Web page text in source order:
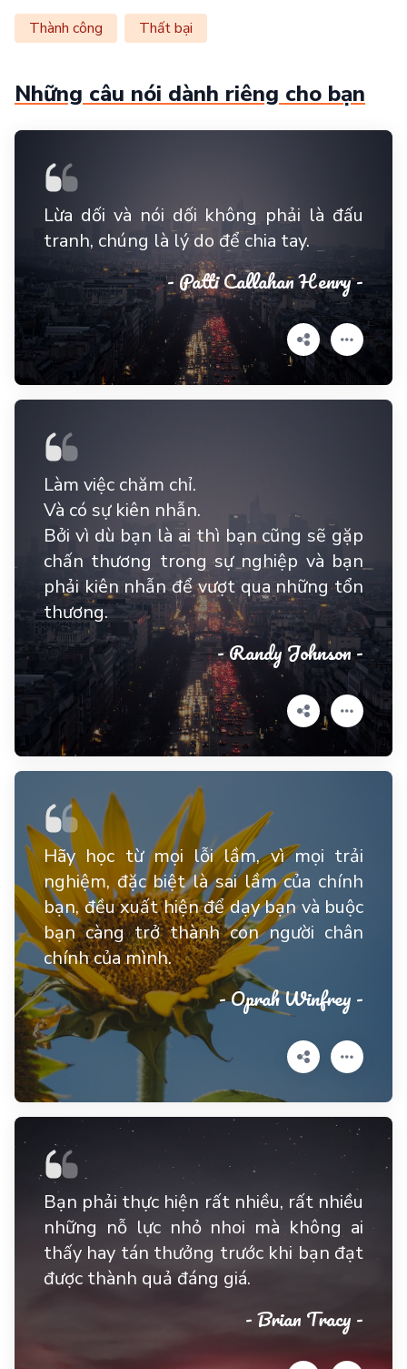
Thành công Thất bại
Những câu nói dành riêng cho bạn
Lừa dối và nói dối không phải là đấu
tranh, chúng là lý do để chia tay.
- Patti Callahan Henry -
Làm việc chăm chỉ.
Và có sự kiên nhẫn.
Bởi vì dù bạn là ai thì bạn cũng sẽ gặp
chấn thương trong sự nghiệp và bạn
phải kiên nhẫn để vượt qua những tổn
thương.
- Randy Johnson -
Hãy học từ mọi lỗi lầm, vì mọi trải
nghiệm, đặc biệt là sai lầm của chính
bạn, đều xuất hiện để dạy bạn và buộc
bạn càng trở thành con người chân
chính của mình.
- Oprah Winfrey -
Bạn phải thực hiện rất nhiều, rất nhiều
những nỗ lực nhỏ nhoi mà không ai
thấy hay tán thưởng trước khi bạn đạt
được thành quả đáng giá.
- Brian Tracy -